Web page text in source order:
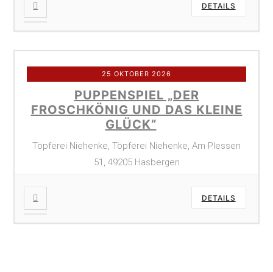
DETAILS
25 OKTOBER 2026
PUPPENSPIEL „DER
FROSCHKÖNIG UND DAS KLEINE
GLÜCK“
Töpferei Niehenke, Töpferei Niehenke, Am Plessen
51, 49205 Hasbergen
DETAILS